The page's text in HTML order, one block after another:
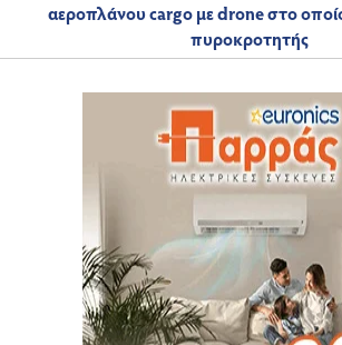
αεροπλάνου cargo με drone στο
πυροκροτητής